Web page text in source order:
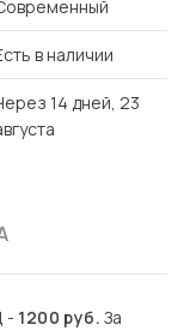
в наличии
14 дней, 23
- 1200 руб. За